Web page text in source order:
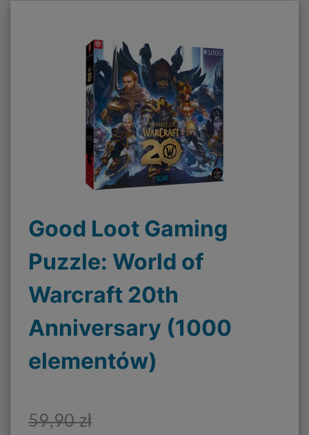
Good Loot Gaming
Puzzle: World of
Warcraft 20th
Anniversary (1000
elementów)
59,90 zł